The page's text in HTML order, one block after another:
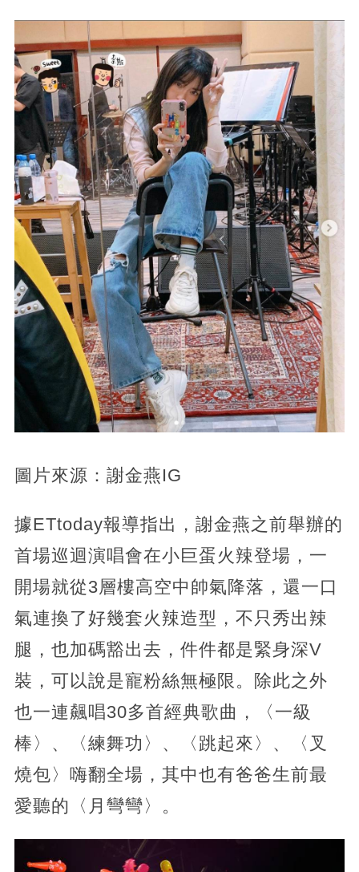
圖片來源：謝金燕IG
據ETtoday報導指出，謝金燕之前舉辦的
首場巡迴演唱會在小巨蛋火辣登場，一
開場就從3層樓高空中帥氣降落，還一口
氣連換了好幾套火辣造型，不只秀出辣
腿，也加碼豁出去，件件都是緊身深V
裝，可以說是寵粉絲無極限。除此之外
也一連飆唱30多首經典歌曲，〈一級
棒〉、〈練舞功〉、〈跳起來〉、〈叉
燒包〉嗨翻全場，其中也有爸爸生前最
愛聽的〈月彎彎〉。